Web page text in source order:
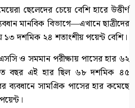
ছেলেদের চেয়ে বেশি হারে উত্তীর্ণ
মানবিক বিভাগে—এখানে ছাত্রীদের
১৩ দশমিক ২৪ শতাংশীয় পয়েন্ট বেশি।
ও সমমান পরীক্ষায় পাসের হার ৬২
বছর এই হার ছিল ৬৮ দশমিক ৪৫
সামগ্রিক পাসের হার কমেছে